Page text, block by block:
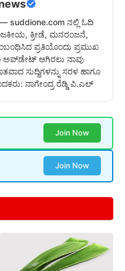
— suddione.com ನಲ್ಲಿ ಓದಿ
ಕ್ರೀಡೆ, ಮನರಂಜನೆ,
ಪ್ರತಿಯೊಂದು ಪ್ರಮುಖ
ಆಗಿರಲು ನಾವು
ಸುದ್ದಿಗಳನ್ನು ಸರಳ ಹಾಗೂ
ನಾಗೇಂದ್ರ ರೆಡ್ಡಿ ಪಿ.ಎಲ್
Join Now
Join Now